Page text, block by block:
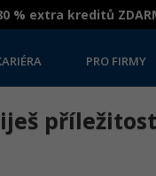
% extra kreditů
PRO FIRMY